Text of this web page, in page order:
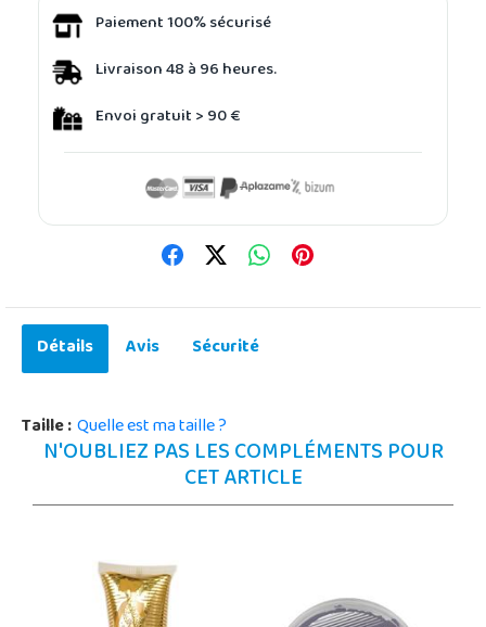
Paiement 100% sécurisé
Livraison 48 à 96 heures.
Envoi gratuit > 90 €
Détails Avis Sécurité
Taille :Quelle est ma taille ?
N'OUBLIEZ PAS LES COMPLÉMENTS POUR
CET ARTICLE